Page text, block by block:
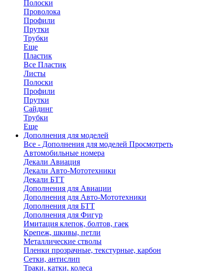
Полоски
Проволока
Профили
Прутки
Трубки
Еще
Пластик
Все Пластик
Листы
Полоски
Профили
Прутки
Сайдинг
Трубки
Еще
Дополнения для моделей
Все - Дополнения для моделей Просмотреть
Автомобильные номера
Декали Авиация
Декали Авто-Мототехники
Декали БТТ
Дополнения для Авиации
Дополнения для Авто-Мототехники
Дополнения для БТТ
Дополнения для Фигур
Имитация клепок, болтов, гаек
Крепеж, шкивы, петли
Металлические стволы
Пленки прозрачные, текстурные, карбон
Сетки, антислип
Траки, катки, колеса